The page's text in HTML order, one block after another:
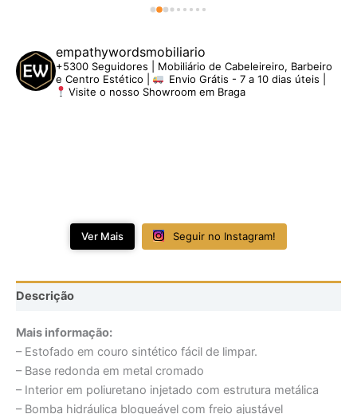
empathywordsmobiliario
+5300 Seguidores | Mobiliário de Cabeleireiro, Barbeiro
e Centro Estético |
Envio Grátis - 7 a 10 dias úteis |
Visite o nosso Showroom em Braga
Ver Mais Seguir no Instagram!
Descrição
Mais informação:
– Estofado em couro sintético fácil de limpar.
– Base redonda em metal cromado
– Interior em poliuretano injetado com estrutura metálica
– Bomba hidráulica bloqueável com freio ajustável